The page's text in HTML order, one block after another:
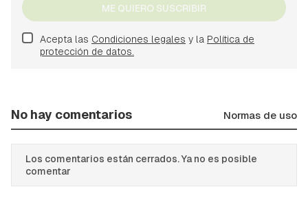
ME QUIERO SUSCRIBIR
Acepta las Condiciones legales y la Política de
protección de datos.
No hay comentarios Normas de uso
Los comentarios están cerrados. Ya no es posible
comentar